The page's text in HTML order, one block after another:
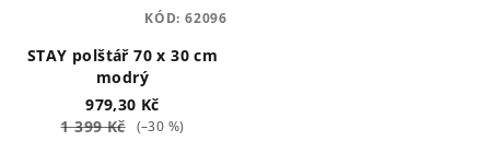
STAY polštář 70 x 30 cm
modrý
979,30 Kč
1 399 Kč
(–30 %)
KÓD: 62096